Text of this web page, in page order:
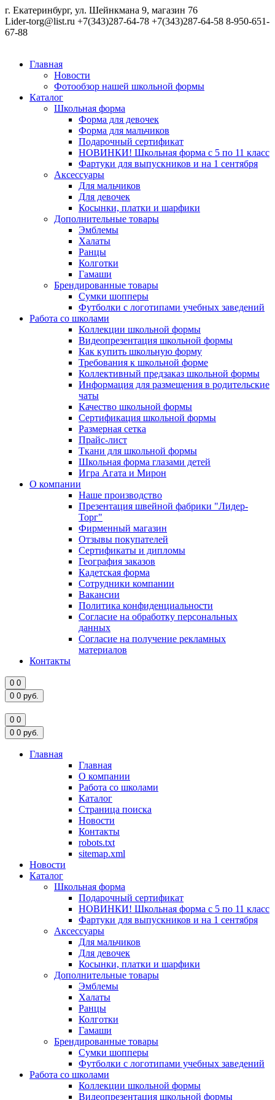
г. Екатеринбург, ул. Шейнкмана 9, магазин 76
Lider-torg@list.ru +7(343)287-64-78 +7(343)287-64-58 8-950-651-
67-88
Главная
Новости
Фотообзор нашей школьной формы
Каталог
Школьная форма
Форма для девочек
Форма для мальчиков
Подарочный сертификат
НОВИНКИ! Школьная форма с 5 по 11 класс
Фартуки для выпускников и на 1 сентября
Аксессуары
Для мальчиков
Для девочек
Косынки, платки и шарфики
Дополнительные товары
Эмблемы
Халаты
Ранцы
Колготки
Гамаши
Брендированные товары
Сумки шопперы
Футболки с логотипами учебных заведений
Работа со школами
Коллекции школьной формы
Видеопрезентация школьной формы
Как купить школьную форму
Требования к школьной форме
Коллективный предзаказ школьной формы
Информация для размещения в родительские
чаты
Качество школьной формы
Сертификация школьной формы
Размерная сетка
Прайс-лист
Ткани для школьной формы
Школьная форма глазами детей
Игра Агата и Мирон
О компании
Наше производство
Презентация швейной фабрики "Лидер-
Торг"
Фирменный магазин
Отзывы покупателей
Сертификаты и дипломы
География заказов
Кадетская форма
Сотрудники компании
Вакансии
Политика конфиденциальности
Согласие на обработку персональных
данных
Согласие на получение рекламных
материалов
Контакты
0 0
0 0 руб.
0 0
0 0 руб.
Главная
Главная
О компании
Работа со школами
Каталог
Страница поиска
Новости
Контакты
robots.txt
sitemap.xml
Новости
Каталог
Школьная форма
Подарочный сертификат
НОВИНКИ! Школьная форма с 5 по 11 класс
Фартуки для выпускников и на 1 сентября
Аксессуары
Для мальчиков
Для девочек
Косынки, платки и шарфики
Дополнительные товары
Эмблемы
Халаты
Ранцы
Колготки
Гамаши
Брендированные товары
Сумки шопперы
Футболки с логотипами учебных заведений
Работа со школами
Коллекции школьной формы
Видеопрезентация школьной формы